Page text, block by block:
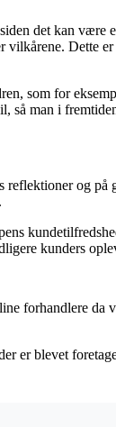
det kan være
vilkårene. Dette
som for
så man i
og på
kunders
forhandlere da
er blevet